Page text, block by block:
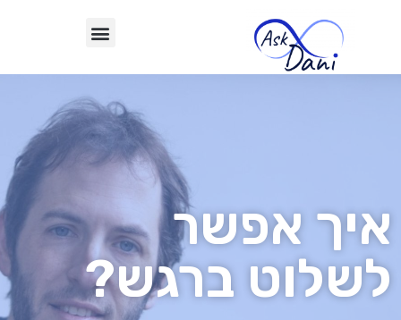
איך אפשר
לשלוט ברגש?